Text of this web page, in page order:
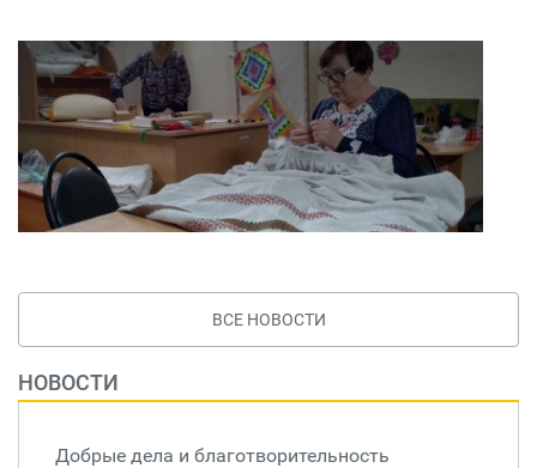
ВСЕ НОВОСТИ
НОВОСТИ
Добрые дела и благотворительность